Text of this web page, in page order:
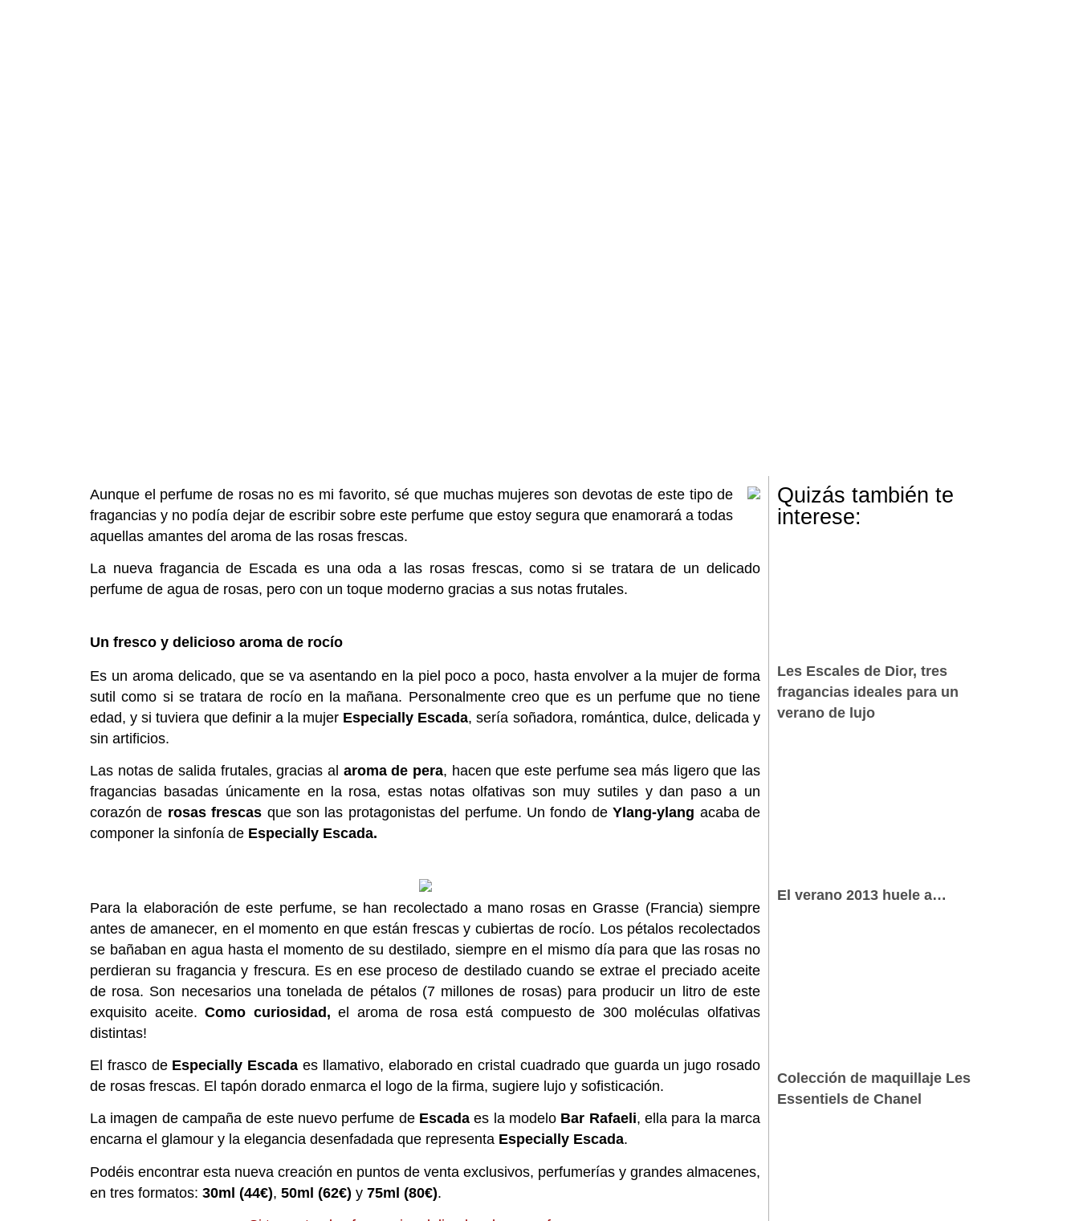
Aunque el perfume de rosas no es mi favorito, sé que muchas mujeres son devotas de este tipo de
fragancias y no podía dejar de escribir sobre este perfume que estoy segura que enamorará a todas
aquellas amantes del aroma de las rosas frescas.
La nueva fragancia de Escada es una oda a las rosas frescas, como si se tratara de un delicado
perfume de agua de rosas, pero con un toque moderno gracias a sus notas frutales.
Un fresco y delicioso aroma de rocío
Es un aroma delicado, que se va asentando en la piel poco a poco, hasta envolver a la mujer de forma
sutil como si se tratara de rocío en la mañana. Personalmente creo que es un perfume que no tiene
edad, y si tuviera que definir a la mujer Especially Escada, sería soñadora, romántica, dulce, delicada y
sin artificios.
Las notas de salida frutales, gracias al aroma de pera, hacen que este perfume sea más ligero que las
fragancias basadas únicamente en la rosa, estas notas olfativas son muy sutiles y dan paso a un
corazón de rosas frescas que son las protagonistas del perfume. Un fondo deYlang-ylang acaba de
componer la sinfonía de Especially Escada.
Para la elaboración de este perfume, se han recolectado a mano rosas en Grasse (Francia) siempre
antes de amanecer, en el momento en que están frescas y cubiertas de rocío. Los pétalos recolectados
se bañaban en agua hasta el momento de su destilado, siempre en el mismo día para que las rosas no
perdieran su fragancia y frescura. Es en ese proceso de destilado cuando se extrae el preciado aceite
de rosa. Son necesarios una tonelada de pétalos (7 millones de rosas) para producir un litro de este
exquisito aceite.Como curiosidad, el aroma de rosa está compuesto de 300 moléculas olfativas
distintas!
El frasco de Especially Escada es llamativo, elaborado en cristal cuadrado que guarda un jugo rosado
de rosas frescas. El tapón dorado enmarca el logo de la firma, sugiere lujo y sofisticación.
La imagen de campaña de este nuevo perfume de Escada es la modelo Bar Rafaeli, ella para la marca
encarna el glamour y la elegancia desenfadada que representa Especially Escada.
Podéis encontrar esta nueva creación en puntos de venta exclusivos, perfumerías y grandes almacenes,
en tres formatos: 30ml (44€), 50ml (62€) y 75ml (80€).
Quizás también te
interese:
Les Escales de Dior, tres
fragancias ideales para un
verano de lujo
El verano 2013 huele a…
Colección de maquillaje Les
Essentiels de Chanel